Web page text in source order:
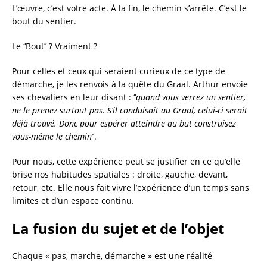
L’œuvre, c’est votre acte. À la fin, le chemin s’arrête. C’est le
bout du sentier.
Le ‘‘Bout’’ ? Vraiment ?
Pour celles et ceux qui seraient curieux de ce type de
démarche, je les renvois à la quête du Graal. Arthur envoie
ses chevaliers en leur disant : ‘‘quand vous verrez un sentier,
ne le prenez surtout pas. S’il conduisait au Graal, celui-ci serait
déjà trouvé. Donc pour espérer atteindre au but construisez
vous-même le chemin’’.
Pour nous, cette expérience peut se justifier en ce qu’elle
brise nos habitudes spatiales : droite, gauche, devant,
retour, etc. Elle nous fait vivre l’expérience d’un temps sans
limites et d’un espace continu.
La fusion du sujet et de l’objet
Chaque « pas, marche, démarche » est une réalité